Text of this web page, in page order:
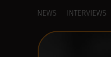
NEWS INTERVIEWS